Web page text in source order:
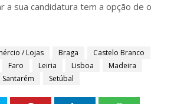
a sua candidatura tem a opção de o
/ Lojas Braga
Castelo Branco
Faro Leiria Lisboa
Madeira
Santarém Setúbal